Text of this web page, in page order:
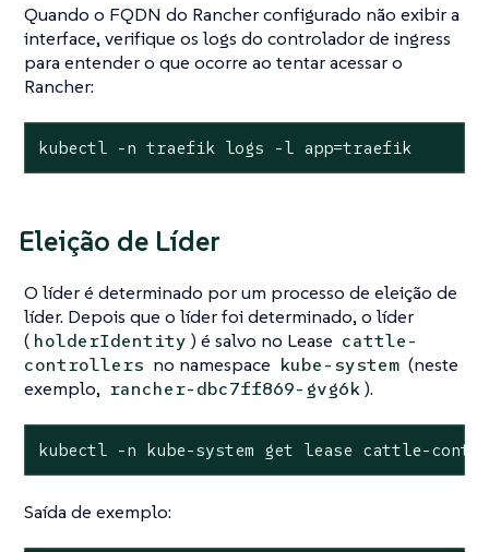
Quando o FQDN do Rancher configurado não exibir a
interface, verifique os logs do controlador de ingress
para entender o que ocorre ao tentar acessar o
Rancher:
kubectl -n traefik logs -l app=traefik
Eleição de Líder
O líder é determinado por um processo de eleição de
líder. Depois que o líder foi determinado, o líder
( holderIdentity ) é salvo no Lease cattle-
controllers no namespace kube-system (neste
exemplo, rancher-dbc7ff869-gvg6k).
kubectl -n kube-system get lease cattle-
Saída de exemplo: